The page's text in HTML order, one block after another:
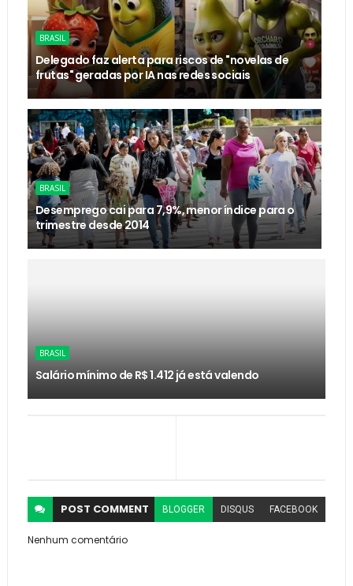
BRASIL
Delegado faz alerta para riscos de "novelas de
frutas" geradas por IA nas redes sociais
BRASIL
Desemprego cai para 7,9%, menor índice para o
trimestre desde 2014
BRASIL
Salário mínimo de R$ 1.412 já está valendo
POST COMMENT BLOGGER DISQUS FACEBOOK
Nenhum comentário